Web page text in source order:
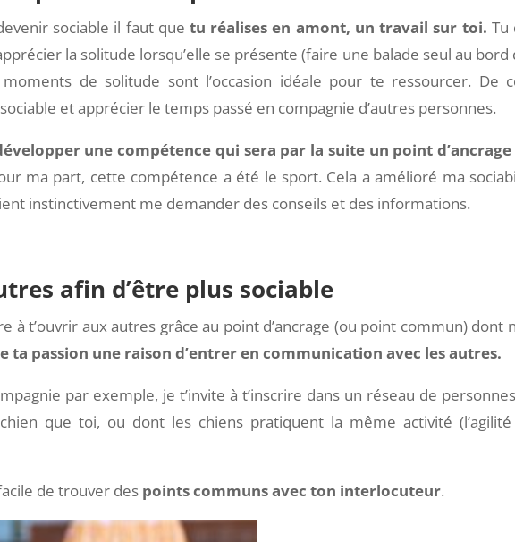
sociable il faut quetu réalises en amont, un travail sur toi. Tu
la solitude lorsqu’elle se présente (faire une balade seul au bord
de solitude sont l’occasion idéale pour te ressourcer. De
et apprécier le temps passé en compagnie d’autres personnes.
une compétence qui sera par la suite un point d’ancrage
ma part, cette compétence a été le sport. Cela a amélioré ma
instinctivement me demander des conseils et des informations.
afin d’être plus sociable
à t’ouvrir aux autres grâce au point d’ancrage (ou point commun) dont
ta passion une raison d’entrer en communication avec les autres.
par exemple, je t’invite à t’inscrire dans un réseau de
que toi, ou dont les chiens pratiquent la même activité
de trouver des points communs avec ton interlocuteur.